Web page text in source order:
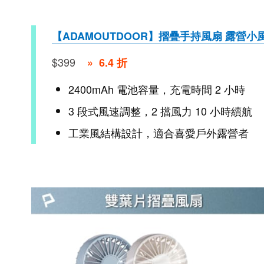
【ADAMOUTDOOR】摺疊手持風扇 露營小
$399 » 6.4 折
2400mAh 電池容量，充電時間 2 小時
3 段式風速調整，2 擋風力 10 小時續航
工業風結構設計，適合喜愛戶外露營者